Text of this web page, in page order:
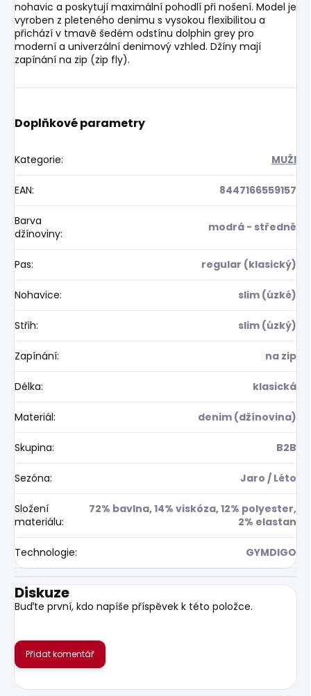
nohavic a poskytují maximální pohodlí při nošení. Model je
vyroben z pleteného denimu s vysokou flexibilitou a
přichází v tmavě šedém odstínu dolphin grey pro
moderní a univerzální denimový vzhled. Džíny mají
zapínání na zip (zip fly).
Doplňkové parametry
Kategorie: MUŽI
EAN: 8447166559157
Barva
džínoviny: modrá - středně
Pas: regular (klasický)
Nohavice: slim (úzké)
Střih: slim (úzký)
Zapínání: na zip
Délka: klasická
Materiál: denim (džínovina)
Skupina: B2B
Sezóna: Jaro / Léto
Složení
materiálu:
72% bavlna, 14% viskóza, 12% polyester,
2% elastan
Technologie: GYMDIGO
Diskuze
Buďte první, kdo napíše příspěvek k této položce.
Přidat komentář